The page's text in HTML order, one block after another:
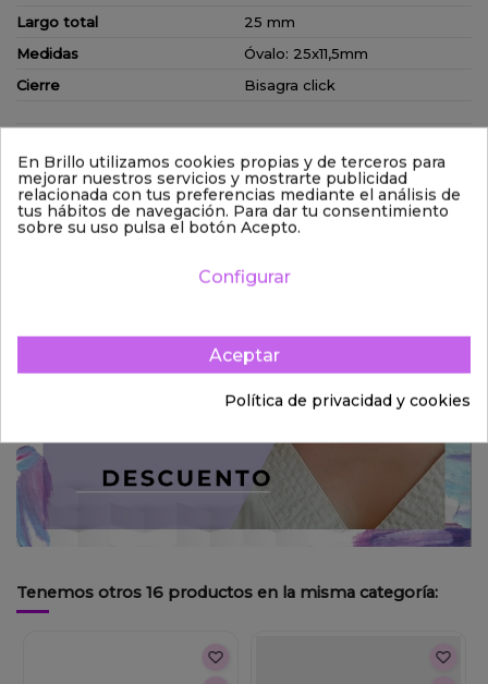
Largo total
25 mm
Medidas
Óvalo: 25x11,5mm
Cierre
Bisagra click
Derecho de desistimiento
Tenemos otros 16 productos en la misma categoría:
En Brillo utilizamos cookies propias y de terceros para
mejorar nuestros servicios y mostrarte publicidad
relacionada con tus preferencias mediante el análisis de
tus hábitos de navegación. Para dar tu consentimiento
sobre su uso pulsa el botón Acepto.
Configurar
Aceptar
Política de privacidad y cookies